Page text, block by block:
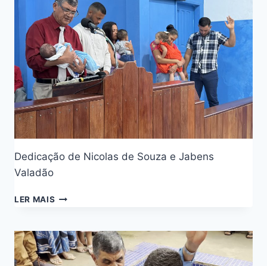
Dedicação de Nicolas de Souza e Jabens
Valadão​
LER MAIS